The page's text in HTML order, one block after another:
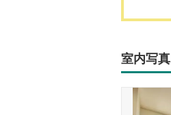
室内写真